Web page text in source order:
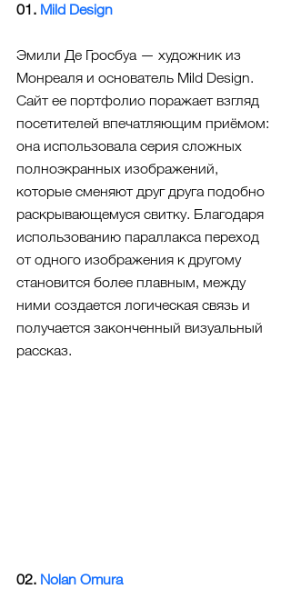
01. Mild Design
Эмили Де Гросбуа — художник из
Монреаля и основатель Mild Design.
Сайт ее портфолио поражает взгляд
посетителей впечатляющим приёмом:
она использовала серия сложных
полноэкранных изображений,
которые сменяют друг друга подобно
раскрывающемуся свитку. Благодаря
использованию параллакса переход
от одного изображения к другому
становится более плавным, между
ними создается логическая связь и
получается законченный визуальный
рассказ.
02. Nolan Omura